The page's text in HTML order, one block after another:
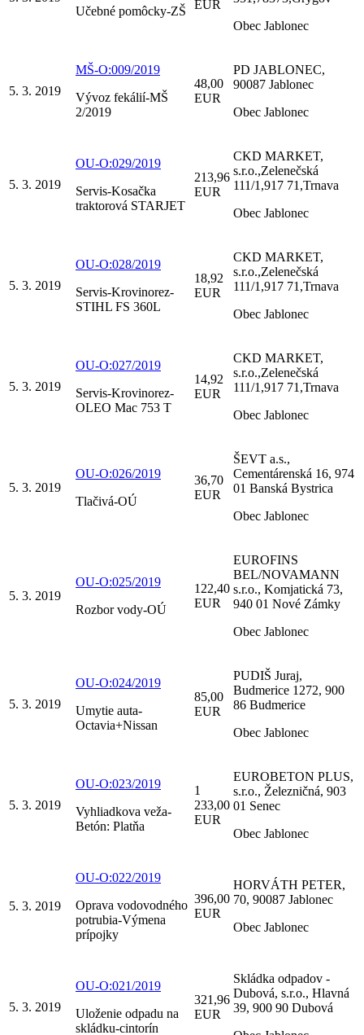
Učebné pomôcky-ZŠ
EUR
Obec Jablonec
5. 3. 2019
MŠ-O:009/2019
Vývoz fekálií-MŠ
2/2019
48,00
EUR
PD JABLONEC,
90087 Jablonec
Obec Jablonec
5. 3. 2019
OU-O:029/2019
Servis-Kosačka
traktorová STARJET
213,96
EUR
CKD MARKET,
s.r.o.,Zelenečská
111/1,917 71,Trnava
Obec Jablonec
5. 3. 2019
OU-O:028/2019
Servis-Krovinorez-
STIHL FS 360L
18,92
EUR
CKD MARKET,
s.r.o.,Zelenečská
111/1,917 71,Trnava
Obec Jablonec
5. 3. 2019
OU-O:027/2019
Servis-Krovinorez-
OLEO Mac 753 T
14,92
EUR
CKD MARKET,
s.r.o.,Zelenečská
111/1,917 71,Trnava
Obec Jablonec
5. 3. 2019
OU-O:026/2019
Tlačivá-OÚ
36,70
EUR
ŠEVT a.s.,
Cementárenská 16, 974
01 Banská Bystrica
Obec Jablonec
5. 3. 2019
OU-O:025/2019
Rozbor vody-OÚ
122,40
EUR
EUROFINS
BEL/NOVAMANN
s.r.o., Komjatická 73,
940 01 Nové Zámky
Obec Jablonec
5. 3. 2019
OU-O:024/2019
Umytie auta-
Octavia+Nissan
85,00
EUR
PUDIŠ Juraj,
Budmerice 1272, 900
86 Budmerice
Obec Jablonec
5. 3. 2019
OU-O:023/2019
Vyhliadkova veža-
Betón: Platňa
1
233,00
EUR
EUROBETON PLUS,
s.r.o., Železničná, 903
01 Senec
Obec Jablonec
5. 3. 2019
OU-O:022/2019
Oprava vodovodného
potrubia-Výmena
prípojky
396,00
EUR
HORVÁTH PETER,
70, 90087 Jablonec
Obec Jablonec
5. 3. 2019
OU-O:021/2019
Uloženie odpadu na
skládku-cintorín
321,96
EUR
Skládka odpadov -
Dubová, s.r.o., Hlavná
39, 900 90 Dubová